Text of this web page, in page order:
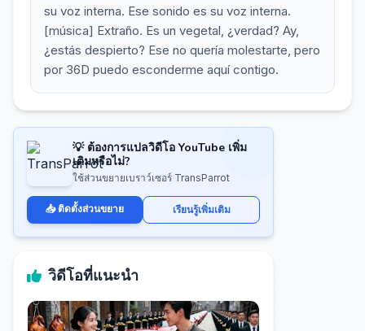
su voz interna. Ese sonido es su voz interna.
[música] Extraño. Es un vegetal, ¿verdad? Ay,
¿estás despierto? Ese no quería molestarte, pero
por 36D puedo esconderme aquí contigo.
💡 ต้องการแปลวิดีโอ YouTube เพิ่ม
เติมหรือไม่?
ใช้ส่วนขยายเบราว์เซอร์ TransParrot
📥 ติดตั้งส่วนขยาย เรียนรู้เพิ่มเติม
วิดีโอที่แนะนำ